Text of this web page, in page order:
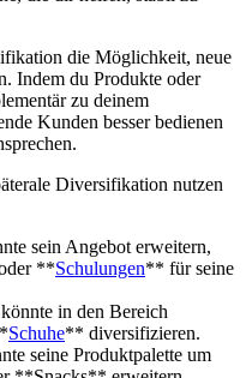
die Möglichkeit, neue
Indem du ‍Produkte oder
zu deinem
​Kunden besser bedienen
Diversifikation​ nutzen
sein ​Angebot ‌erweitern,
**Schulungen**⁤ für seine
in den Bereich
Schuhe** diversifizieren.
seine Produktpalette um